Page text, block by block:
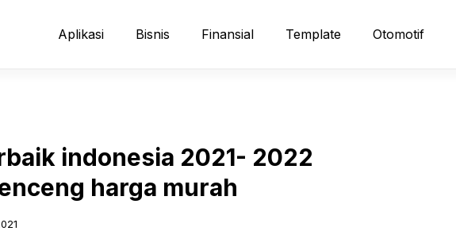
Aplikasi Bisnis Finansial Template Otomotif
indonesia 2021- 2022
harga murah